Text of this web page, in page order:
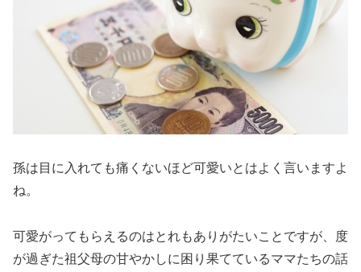
孫は目に入れても痛くないほど可愛いとはよく言いますよ
ね。
可愛がってもらえるのはとれもありがたいことですが、度
が過ぎた祖父母の甘やかしに困り果てているママたちの話